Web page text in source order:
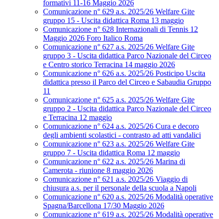
formativi 11-16 Maggio 2026
Comunicazione n° 629 a.s. 2025/26 Welfare Gite
gruppo 15 - Uscita didattica Roma 13 maggio
Comunicazione n° 628 Internazionali di Tennis 12
Maggio 2026 Foro Italico Roma
Comunicazione n° 627 a.s. 2025/26 Welfare Gite
gruppo 3 - Uscita didattica Parco Nazionale del Circeo
e Centro storico Terracina 14 maggio 2026
Comunicazione n° 626 a.s. 2025/26 Posticipo Uscita
didattica presso il Parco del Circeo e Sabaudia Gruppo
11
Comunicazione n° 625 a.s. 2025/26 Welfare Gite
gruppo 2 - Uscita didattica Parco Nazionale del Circeo
e Terracina 12 maggio
Comunicazione n° 624 a.s. 2025/26 Cura e decoro
degli ambienti scolastici - contrasto ad atti vandalici
Comunicazione n° 623 a.s. 2025/26 Welfare Gite
gruppo 7 - Uscita didattica Roma 12 maggio
Comunicazione n° 622 a.s. 2025/26 Marina di
Camerota - riunione 8 maggio 2026
Comunicazione n° 621 a.s. 2025/26 Viaggio di
chiusura a.s. per il personale della scuola a Napoli
Comunicazione n° 620 a.s. 2025/26 Modalità operative
Spagna/Barcellona 17/30 Maggio 2026
Comunicazione n° 619 a.s. 2025/26 Modalità operative